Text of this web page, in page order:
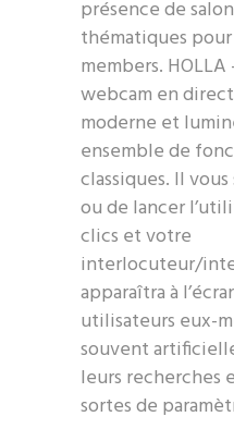
présence de
thématiques
members.
webcam en
moderne et
ensemble de
classiques. Il
ou de lancer
clics et votre
interlocuteur/
apparaîtra à
utilisateurs eux-
souvent
leurs recherches
sortes de